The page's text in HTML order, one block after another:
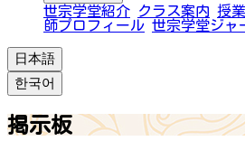
世宗学堂紹介 クラス案内 授
師プロフィール 世宗学堂ジャ
日本語
한국어
掲示板